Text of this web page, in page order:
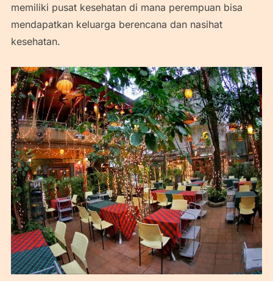
memiliki pusat kesehatan di mana perempuan bisa
mendapatkan keluarga berencana dan nasihat
kesehatan.